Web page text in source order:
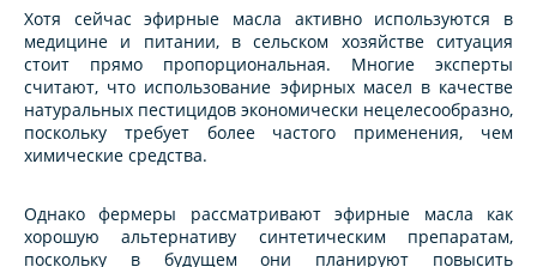
Хотя сейчас эфирные масла активно используются в
медицине и питании, в сельском хозяйстве ситуация
стоит прямо пропорциональная. Многие эксперты
считают, что использование эфирных масел в качестве
натуральных пестицидов экономически нецелесообразно,
поскольку требует более частого применения, чем
химические средства.
Однако фермеры рассматривают эфирные масла как
хорошую альтернативу синтетическим препаратам,
поскольку в будущем они планируют повысить